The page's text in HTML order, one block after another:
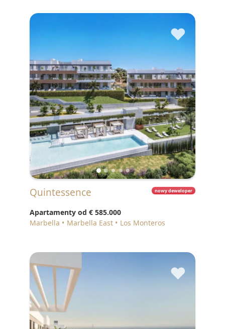
♥
nowy deweloper
Quintessence
Apartamenty od € 585.000
Marbella
Marbella East Los Monteros
♥